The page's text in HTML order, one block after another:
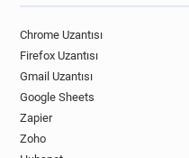
Chrome Uzantısı
Firefox Uzantısı
Gmail Uzantısı
Google Sheets
Zapier
Zoho